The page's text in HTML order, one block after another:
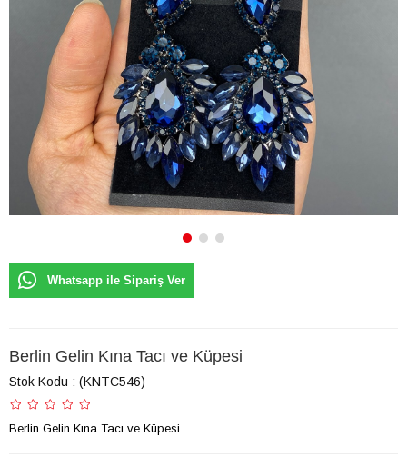
Whatsapp ile Sipariş Ver
Berlin Gelin Kına Tacı ve Küpesi
Stok Kodu (KNTC546)
Berlin Gelin Kına Tacı ve Küpesi